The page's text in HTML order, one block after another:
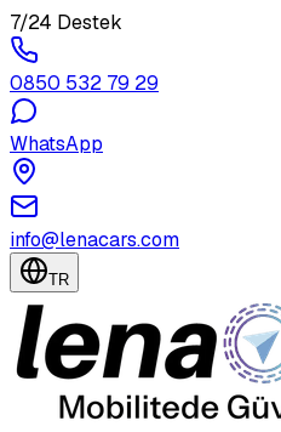
7/24 Destek
0850 532 79 29
WhatsApp
info@lenacars.com
TR